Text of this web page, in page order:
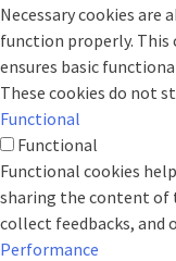
Necessary cookies
function properly. This
ensures basic
These cookies do not
Functional
Functional
Functional cookies
sharing the content of
collect feedbacks,
Performance